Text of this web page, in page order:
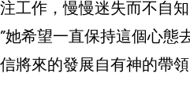
工作，慢慢迷失而不自
她希望一直保持這個心
將來的發展自有神的帶